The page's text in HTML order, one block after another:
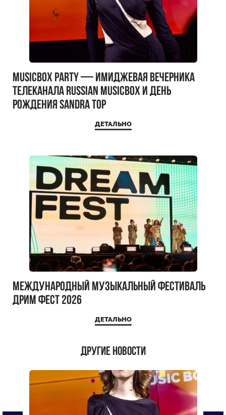
MUSICBOX PARTY — имиджевая вечерника
телеканала RUSSIAN MUSICBOX и день
рождения Sandra Top
ДЕТАЛЬНО
Международный музыкальный фестиваль
ДРИМ ФЕСТ 2026
ДЕТАЛЬНО
Другие новости